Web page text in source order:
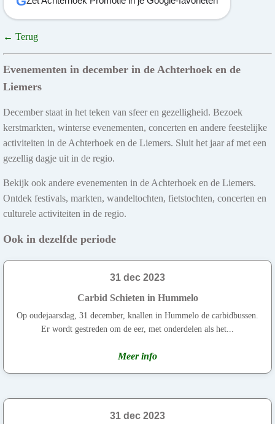
← Terug
Evenementen in december in de Achterhoek en de
Liemers
December staat in het teken van sfeer en gezelligheid. Bezoek
kerstmarkten, winterse evenementen, concerten en andere feestelijke
activiteiten in de Achterhoek en de Liemers. Sluit het jaar af met een
gezellig dagje uit in de regio.
Bekijk ook andere evenementen in de Achterhoek en de Liemers.
Ontdek festivals, markten, wandeltochten, fietstochten, concerten en
culturele activiteiten in de regio.
Ook in dezelfde periode
31 dec 2023
Carbid Schieten in Hummelo
Op oudejaarsdag, 31 december, knallen in Hummelo de carbidbussen.
Er wordt gestreden om de eer, met onderdelen als het...
Meer info
31 dec 2023